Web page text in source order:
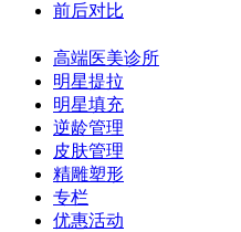
前后对比
高端医美诊所
明星提拉
明星填充
逆龄管理
皮肤管理
精雕塑形
专栏
优惠活动